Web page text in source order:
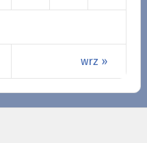
wrz »